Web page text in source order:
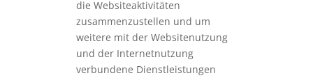
die Websiteaktivitäten
zusammenzustellen und um
weitere mit der Websitenutzung
und der Internetnutzung
verbundene Dienstleistungen